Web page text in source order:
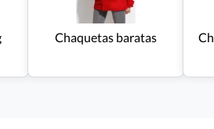
Chaquetas baratas